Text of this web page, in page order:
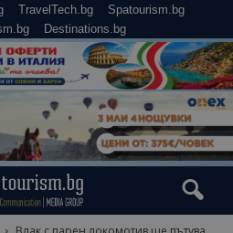
TravelTech.bg
Spatourism.bg
Destinations.bg